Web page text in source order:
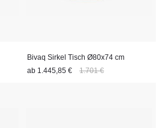
Bivaq Sirkel Tisch Ø80x74 cm
ab 1.445,85 € 1.701 €